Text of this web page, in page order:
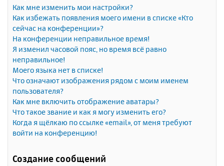
Как мне изменить мои настройки?
Как избежать появления моего имени в списке «Кто
сейчас на конференции»?
На конференции неправильное время!
Я изменил часовой пояс, но время всё равно
неправильное!
Моего языка нет в списке!
Что означают изображения рядом с моим именем
пользователя?
Как мне включить отображение аватары?
Что такое звание и как я могу изменить его?
Когда я щёлкаю по ссылке «email», от меня требуют
войти на конференцию!
Создание сообщений